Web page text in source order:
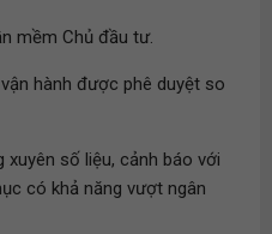
mềm Chủ đầu tư.
hành được phê duyệt so
số liệu, cảnh báo với
có khả năng vượt ngân